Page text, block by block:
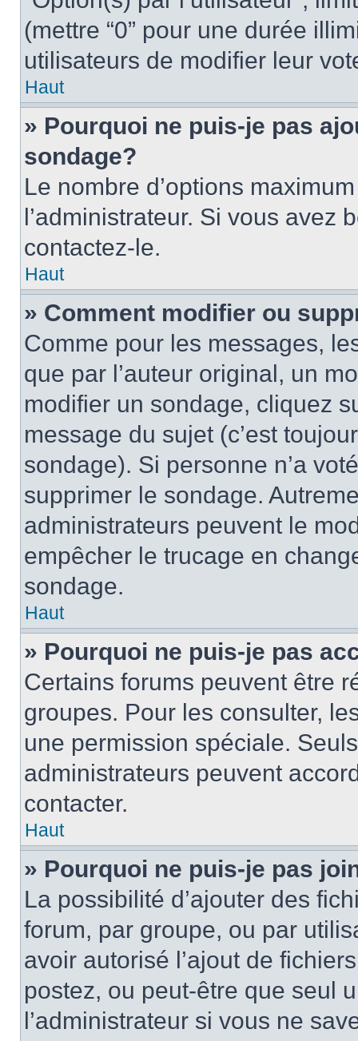
(mettre “0” pour une durée
utilisateurs de modifier leur
Haut
» Pourquoi ne puis-je pas
sondage?
Le nombre d’options
l’administrateur. Si vous avez
contactez-le.
Haut
» Comment modifier ou
Comme pour les messages,
que par l’auteur original, un
modifier un sondage, cliquez
message du sujet (c’est
sondage). Si personne n’a
supprimer le sondage.
administrateurs peuvent le
empêcher le trucage en
sondage.
Haut
» Pourquoi ne puis-je pas
Certains forums peuvent être
groupes. Pour les consulter,
une permission spéciale.
administrateurs peuvent
contacter.
Haut
» Pourquoi ne puis-je pas
La possibilité d’ajouter des
forum, par groupe, ou par
avoir autorisé l’ajout de
postez, ou peut-être que seul
l’administrateur si vous ne